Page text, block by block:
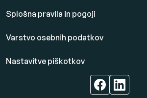
Splošna pravila in pogoji
Varstvo osebnih podatkov
Nastavitve piškotkov